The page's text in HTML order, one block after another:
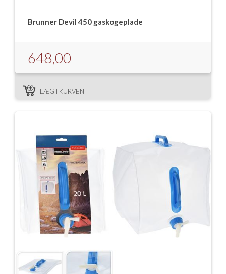
Brunner Devil 450 gaskogeplade
648,00
LÆG I KURVEN